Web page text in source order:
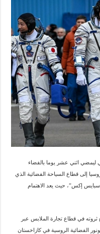
ليمضي اثني عشر يوما بالفضاء
إلى قطاع السياحة الفضائية الذي
إكس”، حيث يعد الاهتمام
(46 عاما) والذي صنع ثروته في قطاع تجارة الملابس عبر
الفضائية الروسية في كازاخستان